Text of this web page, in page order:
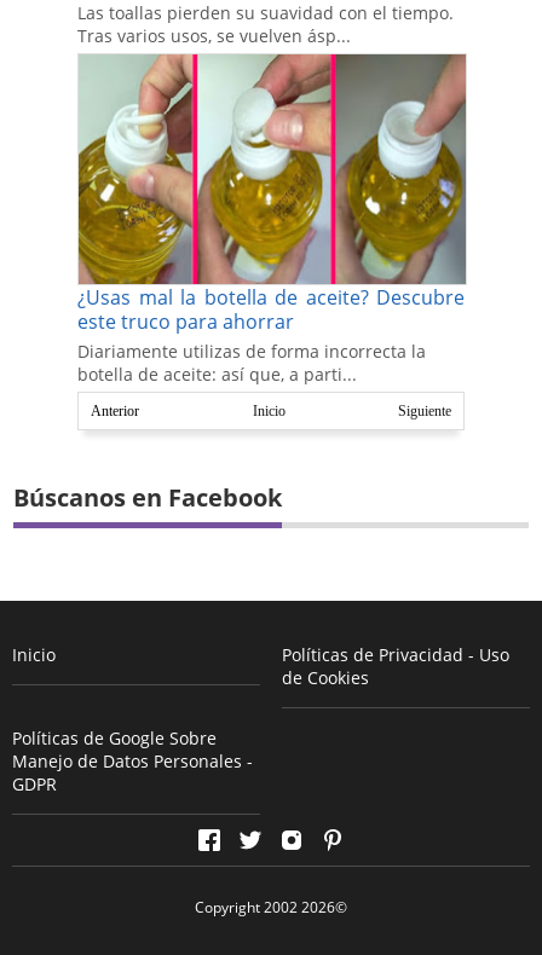
Las toallas pierden su suavidad con el tiempo.
Tras varios usos, se vuelven ásp...
¿Usas mal la botella de aceite? Descubre
este truco para ahorrar
Diariamente utilizas de forma incorrecta la
botella de aceite: así que, a parti...
Anterior Siguiente
Inicio
Búscanos en Facebook
Inicio
Políticas de Privacidad - Uso
de Cookies
Políticas de Google Sobre
Manejo de Datos Personales -
GDPR
Copyright 20022026©